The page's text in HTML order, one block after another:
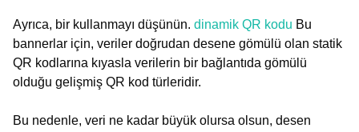
Ayrıca, bir kullanmayı düşünün. dinamik QR kodu Bu
bannerlar için, veriler doğrudan desene gömülü olan statik
QR kodlarına kıyasla verilerin bir bağlantıda gömülü
olduğu gelişmiş QR kod türleridir.
Bu nedenle, veri ne kadar büyük olursa olsun, desen